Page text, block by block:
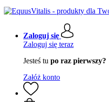
Zaloguj się
Zaloguj się teraz
Jesteś tu po raz pierwszy?
Załóż konto